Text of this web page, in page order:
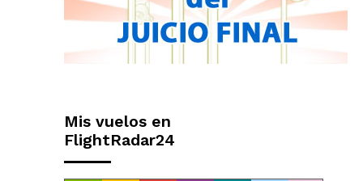
Mis vuelos en
FlightRadar24